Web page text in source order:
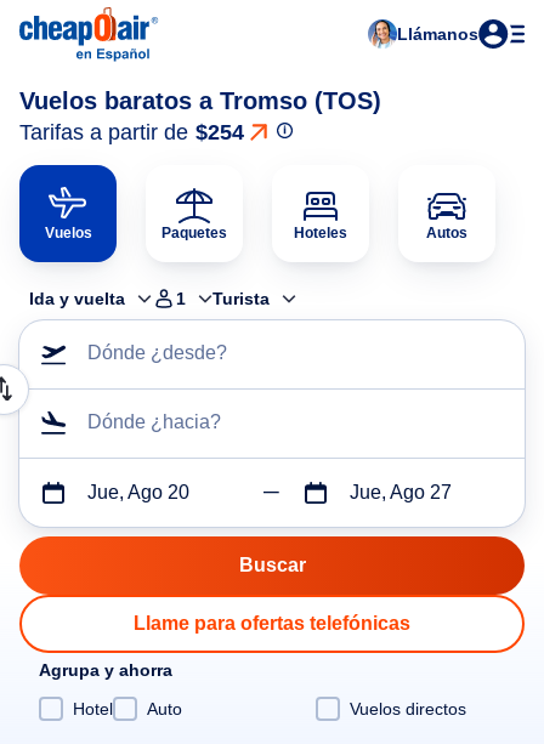
Llámanos
Vuelos baratos a Tromso (TOS)
Tarifas a partir de $254
Vuelos Paquetes Hoteles Autos
Ida y vuelta 1 Turista
Dónde ¿desde?
Dónde ¿hacia?
Jue, Ago 20 Jue, Ago 27
Llame para ofertas telefónicas
Agrupa y ahorra
Hotel
Auto Vuelos directos